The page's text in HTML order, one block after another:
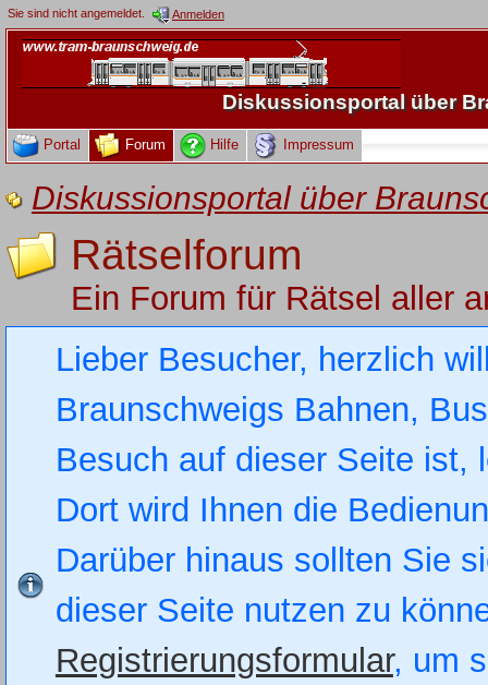
Sie sind nicht angemeldet. Anmelden
Diskussionsportal über
Portal Forum Hilfe Impressum
Diskussionsportal über
Rätselforum
Ein Forum für Rätsel aller
Lieber Besucher, herzlich
Braunschweigs Bahnen,
Besuch auf dieser Seite
Dort wird Ihnen die
Darüber hinaus sollten Sie
dieser Seite nutzen zu
Registrierungsformular, um